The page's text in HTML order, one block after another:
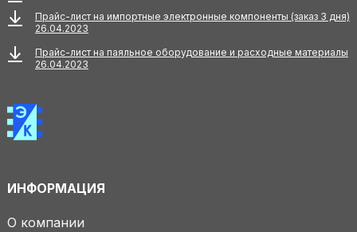
Прайс-лист на импортные электронные компоненты (заказ 3 дня)
26.04.2023
Прайс-лист на паяльное оборудование и расходные материалы
26.04.2023
ИНФОРМАЦИЯ
О компании